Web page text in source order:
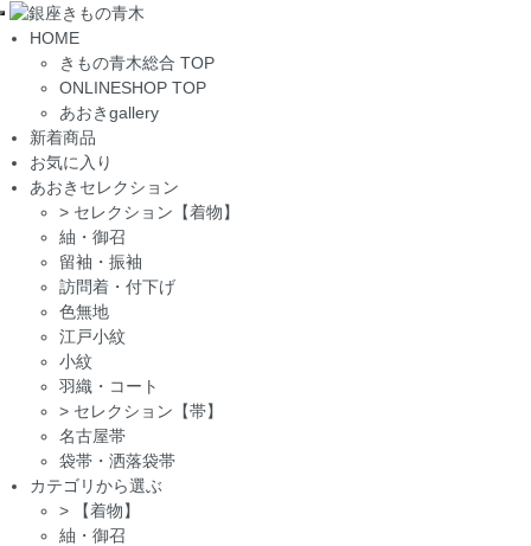
Toggle
navigation
HOME
きもの青木総合 TOP
ONLINESHOP TOP
あおきgallery
新着商品
お気に入り
あおきセレクション
> セレクション【着物】
紬・御召
留袖・振袖
訪問着・付下げ
色無地
江戸小紋
小紋
羽織・コート
> セレクション【帯】
名古屋帯
袋帯・洒落袋帯
カテゴリから選ぶ
>
【着物】
紬・御召